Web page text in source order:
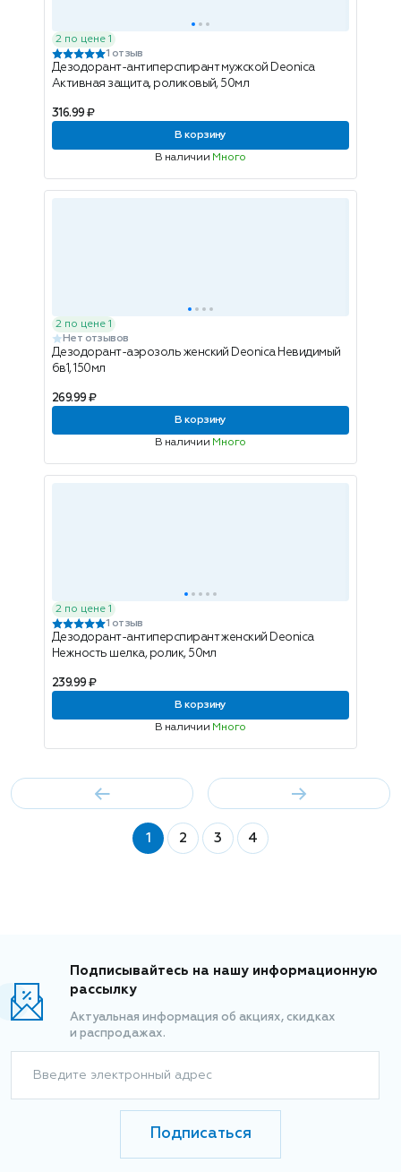
2 по цене 1
1 отзыв
Дезодорант-антиперспирант мужской Deonica
Активная защита, роликовый, 50мл
316.99 ₽
В корзину
В наличии Много
2 по цене 1
Нет отзывов
Дезодорант-аэрозоль женский Deonica Невидимый
6в1, 150мл
269.99 ₽
В корзину
В наличии Много
2 по цене 1
1 отзыв
Дезодорант-антиперспирант женский Deonica
Нежность шелка, ролик, 50мл
239.99 ₽
В корзину
В наличии Много
1 2 3 4
Подписывайтесь на нашу информационную
рассылку
Актуальная информация об акциях, скидках
и распродажах.
Введите электронный адрес
Подписаться